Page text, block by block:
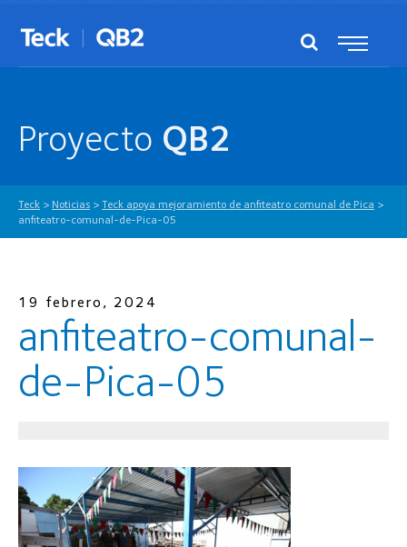
Proyecto QB2
Teck > Noticias > Teck apoya mejoramiento de anfiteatro comunal de Pica >
anfiteatro-comunal-de-Pica-05
19 febrero, 2024
anfiteatro-comunal-
de-Pica-05